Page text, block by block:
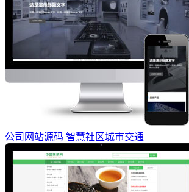
公司网站源码 智慧社区城市交通